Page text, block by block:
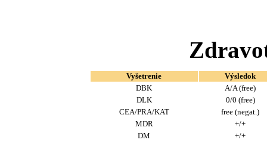
Vyšetrenie
Výsledok
DBK
A/A (free)
DLK
0/0 (free)
CEA/PRA/KAT
free (negat.)
MDR
+/+
DM
+/+